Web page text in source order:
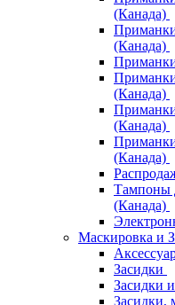
(Канада)
(Канада)
(Канада)
(Канада)
(Канада)
Тампоны
(Канада)
Маскировка и
Засидки
Засидки
Засидки,